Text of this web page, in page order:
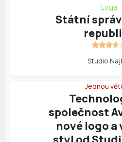
Loga
Státní
Studio
Jednou
společnost
nové logo